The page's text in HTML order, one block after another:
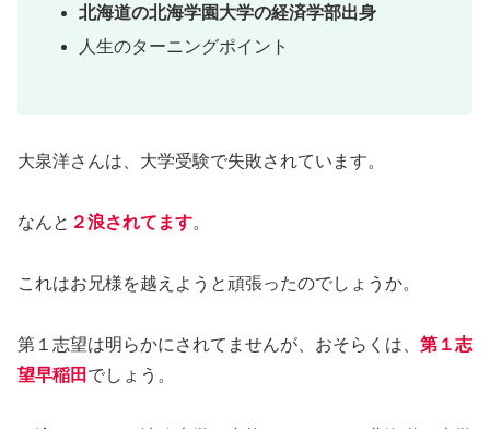
北海道の北海学園大学の経済学部出身
人生のターニングポイント
大泉洋さんは、大学受験で失敗されています。
なんと ２浪されてます。
これはお兄様を越えようと頑張ったのでしょうか。
第１志望は明らかにされてませんが、おそらくは、 第１志
望早稲田 でしょう。